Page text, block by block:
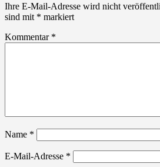
Ihre E-Mail-Adresse wird nicht
sind mit * markiert
Kommentar *
Name *
E-Mail-Adresse *